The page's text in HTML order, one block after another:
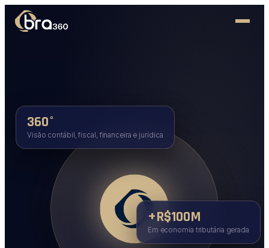
360°
Visão contábil, fiscal, financeira e jurídica
+R$100M
Em economia tributária gerada